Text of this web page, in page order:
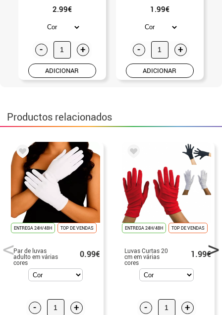
2.99€
- +
ADICIONAR
1.99€
- +
ADICIONAR
Productos relacionados
ENTREGA 24H/48H TOP DE VENDAS
Par de luvas
adulto em várias
cores
0.99€
- +
ENTREGA 24H/48H TOP DE VENDAS
Luvas Curtas 20
cm em várias
cores
1.99€
- +